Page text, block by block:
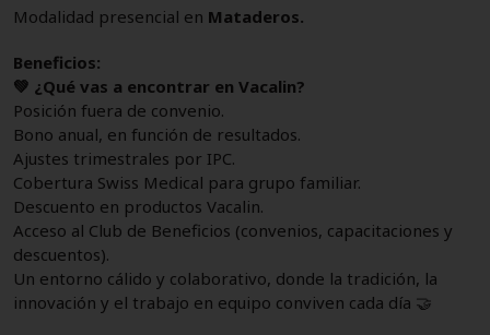
Modalidad presencial en Mataderos.
Beneficios:
💚 ¿Qué vas a encontrar en Vacalin?
Posición fuera de convenio.
Bono anual, en función de resultados.
Ajustes trimestrales por IPC.
Cobertura Swiss Medical para grupo familiar.
Descuento en productos Vacalin.
Acceso al Club de Beneficios (convenios, capacitaciones y
descuentos).
Un entorno cálido y colaborativo, donde la tradición, la
innovación y el trabajo en equipo conviven cada día 🤝